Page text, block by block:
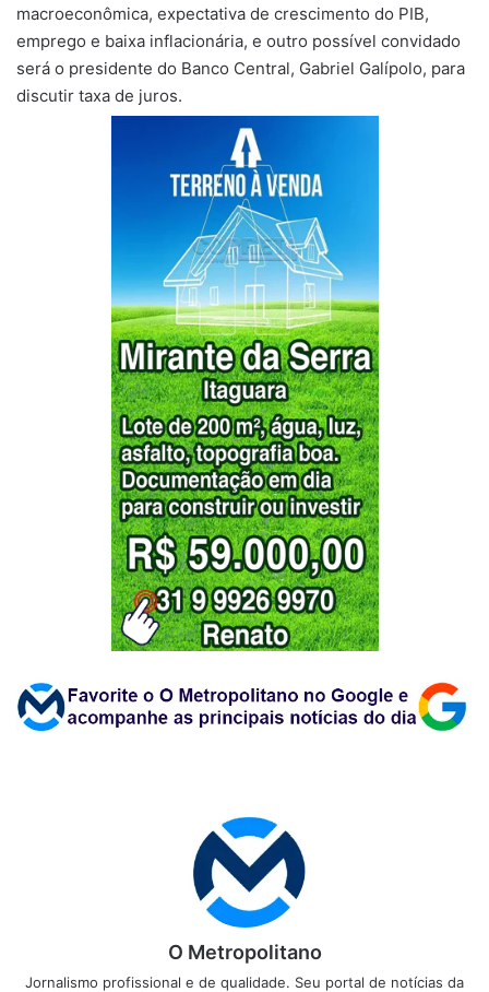
macroeconômica, expectativa de crescimento do PIB,
emprego e baixa inflacionária, e outro possível convidado
será o presidente do Banco Central, Gabriel Galípolo, para
discutir taxa de juros.
O Metropolitano
Jornalismo profissional e de qualidade. Seu portal de notícias da